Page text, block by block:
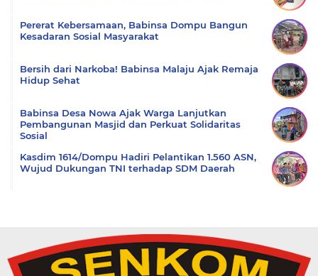
Pererat Kebersamaan, Babinsa Dompu Bangun
Kesadaran Sosial Masyarakat
Bersih dari Narkoba! Babinsa Malaju Ajak Remaja
Hidup Sehat
Babinsa Desa Nowa Ajak Warga Lanjutkan
Pembangunan Masjid dan Perkuat Solidaritas
Sosial
Kasdim 1614/Dompu Hadiri Pelantikan 1.560 ASN,
Wujud Dukungan TNI terhadap SDM Daerah